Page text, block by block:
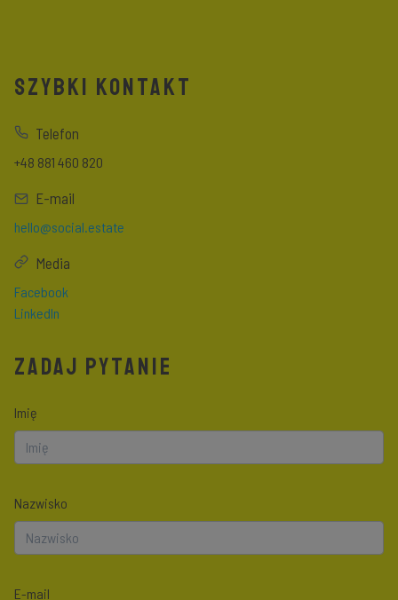
ZADAJ PYTANIE
Imię
Nazwisko
E-mail
SZYBKI KONTAKT
Telefon
+48 881 460 820
E-mail
hello@social.estate
Media
Facebook
LinkedIn